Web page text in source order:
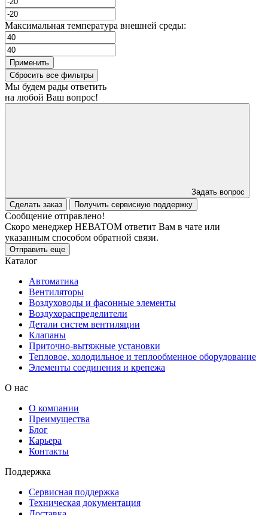
Максимальная температура внешней среды:
Применить
Сбросить все фильтры
Мы будем рады ответить
на любой Ваш вопрос!
Задать вопрос
Сделать заказ
Получить сервисную поддержку
Сообщение отправлено!
Скоро менеджер НЕВАТОМ ответит Вам в чате или
указанным способом обратной связи.
Отправить еще
Каталог
Автоматика
Вентиляторы
Воздуховоды и фасонные элементы
Воздухораспределители
Детали систем вентиляции
Клапаны
Приточно-вытяжные установки
Тепловое, холодильное и теплообменное оборудование
Элементы соединения и крепежа
О нас
О компании
Преимущества
Блог
Карьера
Контакты
Поддержка
Сервисная поддержка
Техническая документация